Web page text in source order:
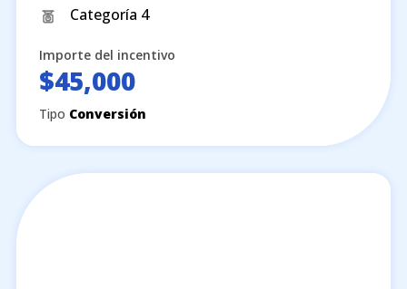
Categoría 4
Importe del incentivo
$45,000
Tipo Conversión